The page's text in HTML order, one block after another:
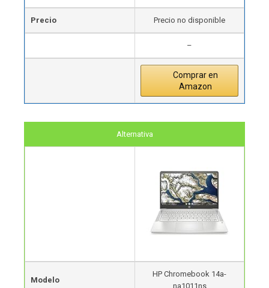
Precio Precio no disponible
–
Comprar en
Amazon
Alternativa
Modelo
HP Chromebook 14a-
na1011ns